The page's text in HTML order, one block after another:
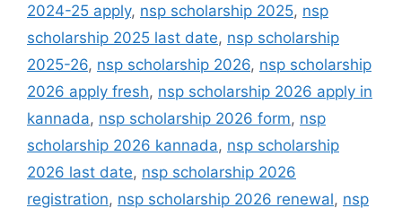
2024-25 apply, nsp scholarship 2025, nsp
scholarship 2025 last date, nsp scholarship
2025-26, nsp scholarship 2026, nsp scholarship
2026 apply fresh, nsp scholarship 2026 apply in
kannada, nsp scholarship 2026 form, nsp
scholarship 2026 kannada, nsp scholarship
2026 last date, nsp scholarship 2026
registration, nsp scholarship 2026 renewal, nsp